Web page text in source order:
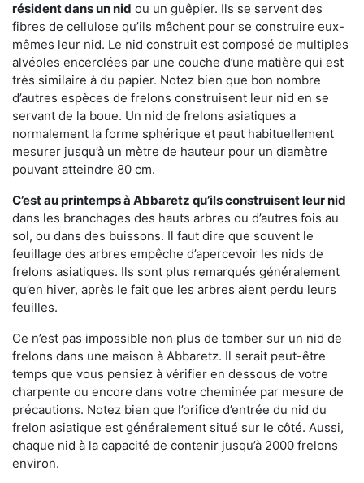
résident dans un nid ou un guêpier. Ils se servent des
fibres de cellulose qu’ils mâchent pour se construire eux-
mêmes leur nid. Le nid construit est composé de multiples
alvéoles encerclées par une couche d’une matière qui est
très similaire à du papier. Notez bien que bon nombre
d’autres espèces de frelons construisent leur nid en se
servant de la boue. Un nid de frelons asiatiques a
normalement la forme sphérique et peut habituellement
mesurer jusqu’à un mètre de hauteur pour un diamètre
pouvant atteindre 80 cm.
C’est au printemps à Abbaretz qu’ils construisent leur nid
dans les branchages des hauts arbres ou d’autres fois au
sol, ou dans des buissons. Il faut dire que souvent le
feuillage des arbres empêche d’apercevoir les nids de
frelons asiatiques. Ils sont plus remarqués généralement
qu’en hiver, après le fait que les arbres aient perdu leurs
feuilles.
Ce n’est pas impossible non plus de tomber sur un nid de
frelons dans une maison à Abbaretz. Il serait peut-être
temps que vous pensiez à vérifier en dessous de votre
charpente ou encore dans votre cheminée par mesure de
précautions. Notez bien que l’orifice d’entrée du nid du
frelon asiatique est généralement situé sur le côté. Aussi,
chaque nid à la capacité de contenir jusqu’à 2000 frelons
environ.